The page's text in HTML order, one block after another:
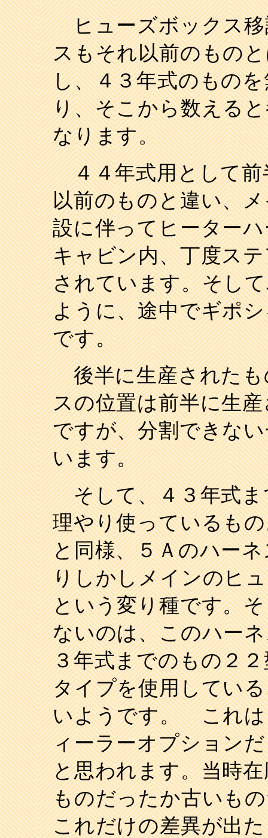
ヒューズボックス移
スもそれ以前のもの
し、４３年式のもの
り、そこから数える
なります。
４４年式用として前
以前のものと違い、
設に伴ってヒーター
キャビン内、丁度ス
されています。そし
ように、途中でギポ
です。
後半に生産されたも
スの位置は前半に生
ですが、分割できな
います。
そして、４３年式ま
理やり使っているも
と同様、５Ａのハー
りしかしメインのヒ
という変り種です。
ないのは、このハー
３年式までのもの２
タイプを使用してい
いようです。 これは
ィーラーオプション
と思われます。当時
ものだったか古いも
これだけの差異が出